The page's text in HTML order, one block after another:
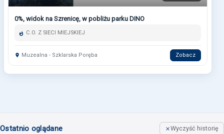
0%, widok na Szrenicę, w pobliżu parku DINO
C.O. Z SIECI MIEJSKIEJ
Muzealna - Szklarska Poręba Zobacz
Ostatnio oglądane Wyczyść historię